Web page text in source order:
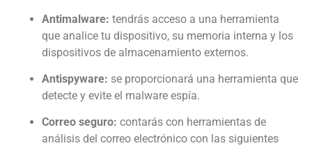
Antimalware: tendrás acceso a una herramienta
que analice tu dispositivo, su memoria interna y los
dispositivos de almacenamiento externos.
Antispyware: se proporcionará una herramienta que
detecte y evite el malware espía.
Correo seguro: contarás con herramientas de
análisis del correo electrónico con las siguientes